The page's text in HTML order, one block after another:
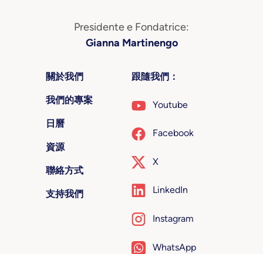
Presidente e Fondatrice:
Gianna Martinengo
關於我們
我們的專案
日曆
資源
聯絡方式
支持我們
跟隨我們：
Youtube
Facebook
X
LinkedIn
Instagram
WhatsApp